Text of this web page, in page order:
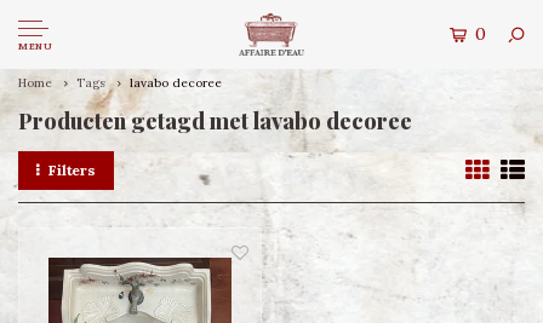
MENU
0
Home Tags lavabo decoree
Producten getagd met lavabo decoree
Filters